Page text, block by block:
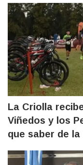
La Criolla
Viñedos y los
que saber de